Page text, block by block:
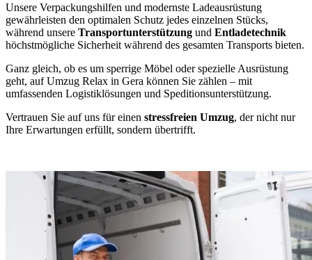
Unsere Verpackungshilfen und modernste Ladeausrüstung
gewährleisten den optimalen Schutz jedes einzelnen Stücks,
während unsere Transportunterstützung und Entladetechnik
höchstmögliche Sicherheit während des gesamten Transports bieten.
Ganz gleich, ob es um sperrige Möbel oder spezielle Ausrüstung
geht, auf Umzug Relax in Gera können Sie zählen – mit
umfassenden Logistiklösungen und Speditionsunterstützung.
Vertrauen Sie auf uns für einen stressfreien Umzug, der nicht nur
Ihre Erwartungen erfüllt, sondern übertrifft.